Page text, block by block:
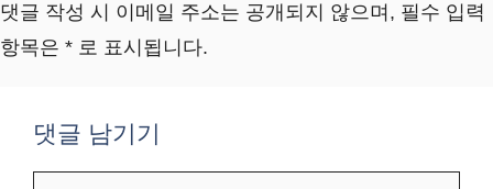
댓글 작성 시 이메일 주소는 공개되지 않으며, 필수 입력
항목은 * 로 표시됩니다.
댓글 남기기